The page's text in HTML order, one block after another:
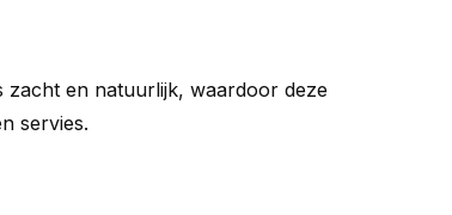
en natuurlijk, waardoor deze
servies.